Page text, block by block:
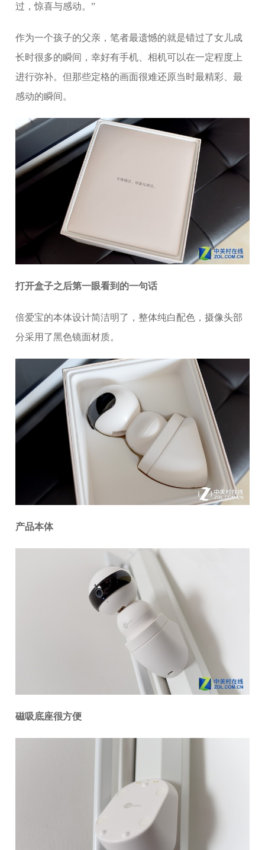
过，惊喜与感动。”
作为一个孩子的父亲，笔者最遗憾的就是错过了女儿成
长时很多的瞬间，幸好有手机、相机可以在一定程度上
进行弥补。但那些定格的画面很难还原当时最精彩、最
感动的瞬间。
打开盒子之后第一眼看到的一句话
倍爱宝的本体设计简洁明了，整体纯白配色，摄像头部
分采用了黑色镜面材质。
产品本体
磁吸底座很方便